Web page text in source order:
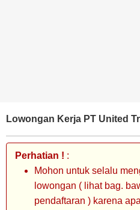
Lowongan Kerja PT United
Perhatian ! :
Mohon untuk selalu
lowongan ( lihat bag.
pendaftaran ) karena